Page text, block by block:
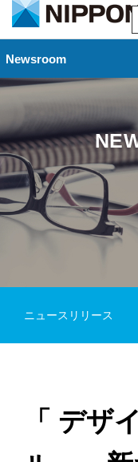
サイト内検索
ニュースリリース
「 デザ
Newsroom